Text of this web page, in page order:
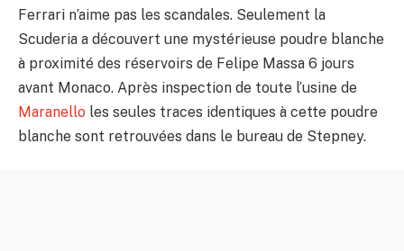
Ferrari n’aime pas les scandales. Seulement la
Scuderia a découvert une mystérieuse poudre blanche
à proximité des réservoirs de Felipe Massa 6 jours
avant Monaco. Après inspection de toute l’usine de
Maranello les seules traces identiques à cette poudre
blanche sont retrouvées dans le bureau de Stepney.